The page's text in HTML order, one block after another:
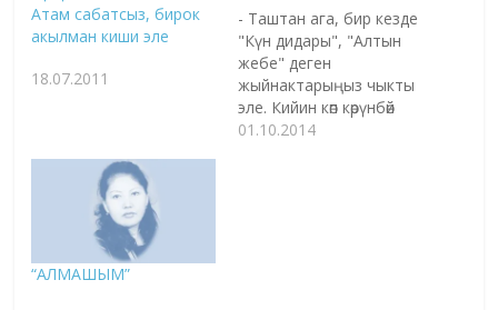
Атам сабатсыз, бирок
акылман киши эле
18.07.2011
- Таштан ага, бир кезде
"Күн дидары", "Алтын
жебе" деген
жыйнактарыңыз чыкты
эле. Кийин көп көрүнбөй
кеттиңиз.
01.10.2014
“АЛМАШЫМ”